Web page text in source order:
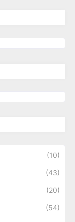
(10)
(43)
(20)
(54)